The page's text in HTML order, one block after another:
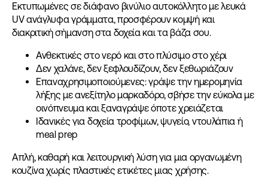
Εκτυπωμένες σε διάφανο βινύλιο αυτοκόλλητο με λευκά
UV ανάγλυφα γράμματα, προσφέρουν κομψή και
διακριτική σήμανση στα δοχεία και τα βάζα σου.
Ανθεκτικές στο νερό και στο πλύσιμο στο χέρι
Δεν χαλάνε, δεν ξεφλουδίζουν, δεν ξεθωριάζουν
Επαναχρησιμοποιούμενες: γράψε την ημερομηνία
λήξης με ανεξίτηλο μαρκαδόρο, σβήσε την εύκολα με
οινόπνευμα και ξαναγράψε όποτε χρειάζεται
Ιδανικές για δοχεία τροφίμων, ψυγείο, ντουλάπια ή
meal prep
Απλή, καθαρή και λειτουργική λύση για μια οργανωμένη
κουζίνα χωρίς πλαστικές ετικέτες μιας χρήσης.